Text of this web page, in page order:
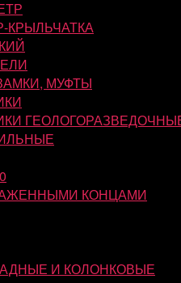
КРЫЛЬЧАТКА
МУФТЫ
КОНЦАМИ
И КОЛОНКОВЫЕ